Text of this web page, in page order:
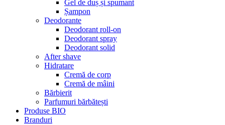
Gel de duș și spumant
Șampon
Deodorante
Deodorant roll-on
Deodorant spray
Deodorant solid
After shave
Hidratare
Cremă de corp
Cremă de mâini
Bărbierit
Parfumuri bărbătești
Produse BIO
Branduri